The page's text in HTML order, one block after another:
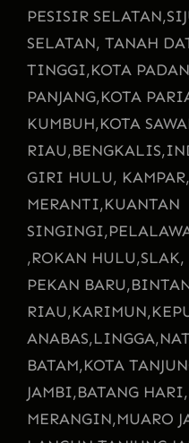
PESISIR SELATAN,
SELATAN, TANAH
TINGGI,KOTA
PANJANG,KOTA
KUMBUH,KOTA
RIAU,BENGKALIS,
GIRI HULU, KAMPAR,
MERANTI,KUANTAN
SINGINGI,
,ROKAN HULU,
PEKAN BARU,
RIAU,KARIMUN,
ANABAS,LINGGA,
BATAM,KOTA
JAMBI,BATANG
MERANGIN,MUARO